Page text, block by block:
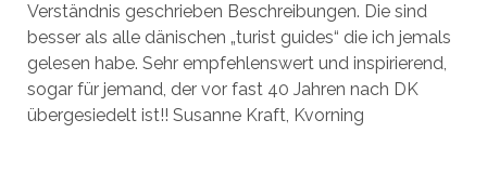
Verständnis geschrieben Beschreibungen. Die sind
besser als alle dänischen „turist guides“ die ich jemals
gelesen habe. Sehr empfehlenswert und inspirierend,
sogar für jemand, der vor fast 40 Jahren nach DK
übergesiedelt ist!! Susanne Kraft, Kvorning